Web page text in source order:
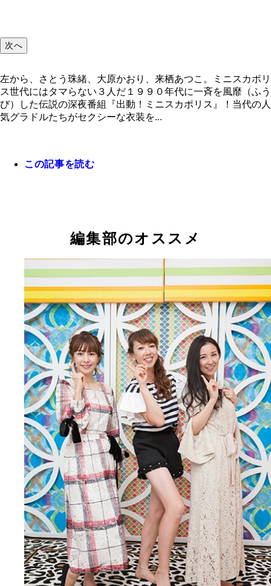
次へ
左から、さとう珠緒、大原かおり、来栖あつこ。ミニスカポリ
ス世代にはタマらない３人だ１９９０年代に一斉を風靡（ふう
び）した伝説の深夜番組『出動！ミニスカポリス』！当代の人
気グラドルたちがセクシーな衣装を...
この記事を読む
編集部のオススメ